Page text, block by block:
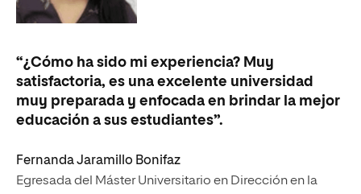
“¿Cómo ha sido mi experiencia? Muy
satisfactoria, es una excelente universidad
muy preparada y enfocada en brindar la mejor
educación a sus estudiantes”.
Fernanda Jaramillo Bonifaz
Egresada del Máster Universitario en Dirección en la